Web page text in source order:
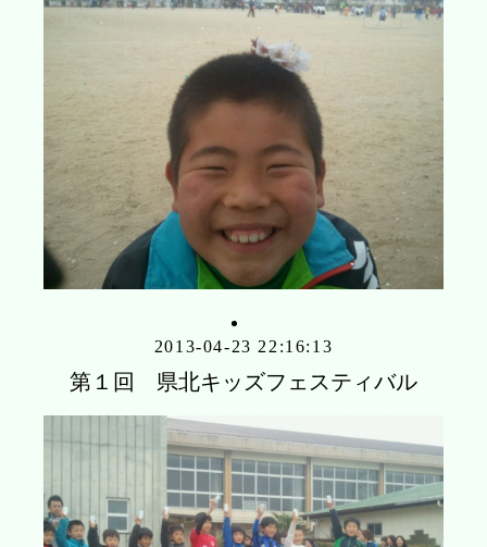
2013-04-23 22:16:13
第１回 県北キッズフェスティバル